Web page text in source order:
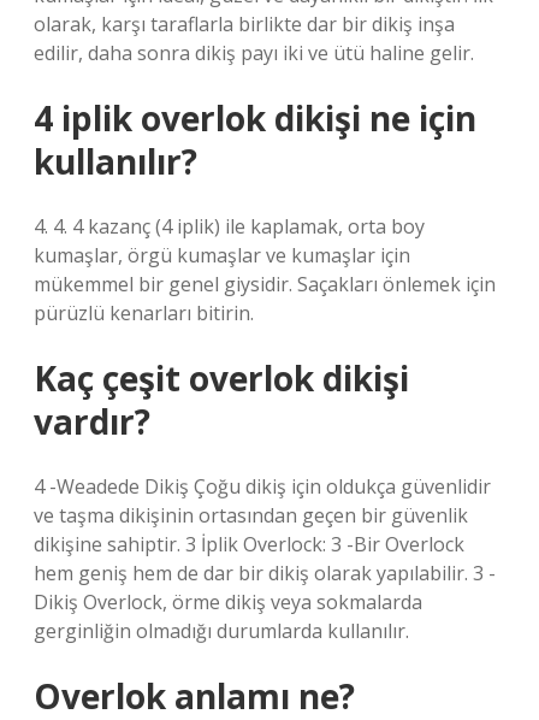
olarak, karşı taraflarla birlikte dar bir dikiş inşa
edilir, daha sonra dikiş payı iki ve ütü haline gelir.
4 iplik overlok dikişi ne için
kullanılır?
4. 4. 4 kazanç (4 iplik) ile kaplamak, orta boy
kumaşlar, örgü kumaşlar ve kumaşlar için
mükemmel bir genel giysidir. Saçakları önlemek için
pürüzlü kenarları bitirin.
Kaç çeşit overlok dikişi
vardır?
4 -Weadede Dikiş Çoğu dikiş için oldukça güvenlidir
ve taşma dikişinin ortasından geçen bir güvenlik
dikişine sahiptir. 3 İplik Overlock: 3 -Bir Overlock
hem geniş hem de dar bir dikiş olarak yapılabilir. 3 -
Dikiş Overlock, örme dikiş veya sokmalarda
gerginliğin olmadığı durumlarda kullanılır.
Overlok anlamı ne?